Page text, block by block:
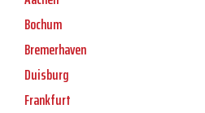
Bochum
Bremerhaven
Duisburg
Frankfurt